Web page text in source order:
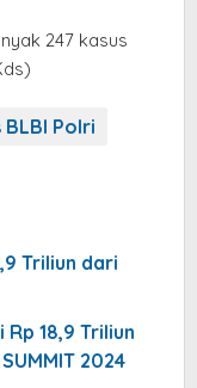
247 kasus
Polri
Triliun dari
18,9 Triliun
2024